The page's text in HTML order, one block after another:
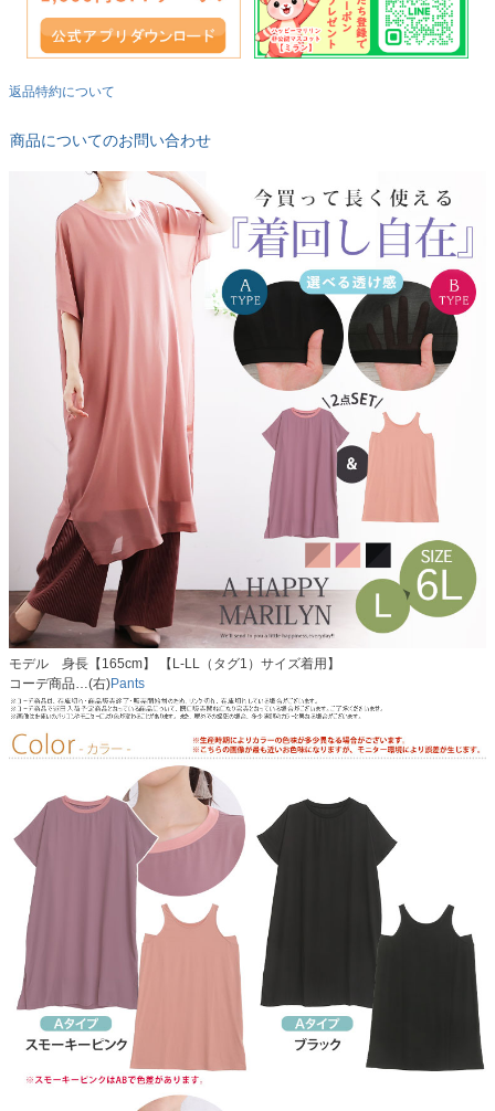
返品特約について
商品についてのお問い合わせ
モデル 身長【165cm】 【L-LL（タグ1）サイズ着用】
コーデ商品…(右)Pants